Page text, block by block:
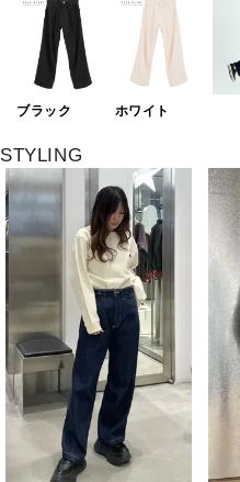
ブラック ホワイト
STYLING